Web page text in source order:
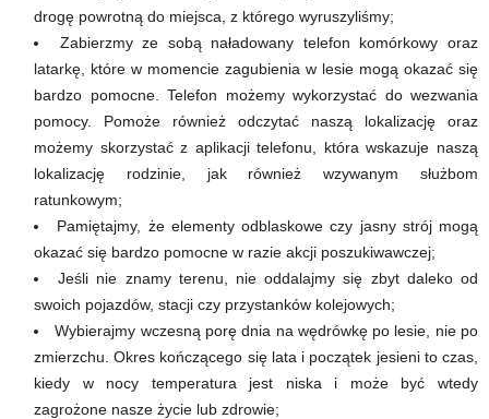
drogę powrotną do miejsca, z którego wyruszyliśmy;
Zabierzmy ze sobą naładowany telefon komórkowy oraz
latarkę, które w momencie zagubienia w lesie mogą okazać się
bardzo pomocne. Telefon możemy wykorzystać do wezwania
pomocy. Pomoże również odczytać naszą lokalizację oraz
możemy skorzystać z aplikacji telefonu, która wskazuje naszą
lokalizację rodzinie, jak również wzywanym służbom
ratunkowym;
Pamiętajmy, że elementy odblaskowe czy jasny strój mogą
okazać się bardzo pomocne w razie akcji poszukiwawczej;
Jeśli nie znamy terenu, nie oddalajmy się zbyt daleko od
swoich pojazdów, stacji czy przystanków kolejowych;
Wybierajmy wczesną porę dnia na wędrówkę po lesie, nie po
zmierzchu. Okres kończącego się lata i początek jesieni to czas,
kiedy w nocy temperatura jest niska i może być wtedy
zagrożone nasze życie lub zdrowie;